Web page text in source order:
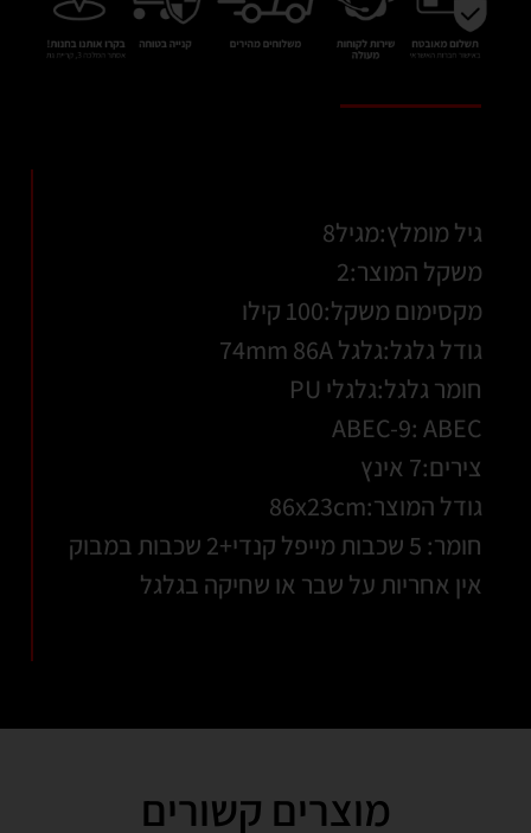
גיל מומלץ:מגיל8
משקל המוצר:2
מקסימום משקל:100 קילו
גודל גלגל:גלגל 74mm 86A
חומר גלגל:גלגלי PU
ABEC-9: ABEC
צירים:7 אינץ
גודל המוצר:86x23cm
חומר: 5 שכבות מייפל קנדי+2 שכבות במבוק
אין אחריות על שבר או שחיקה בגלגל
מוצרים קשורים